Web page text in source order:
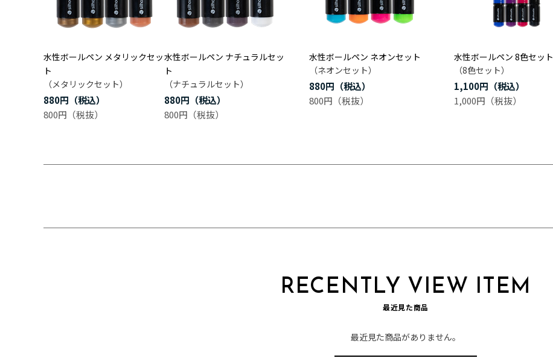
水性ボールペン メタリックセッ
ト
（メタリックセット）
880円
800円
水性ボールペン ナチュラルセッ
ト
（ナチュラルセット）
880円
800円
水性ボールペン ネオンセット
（ネオンセット）
880円
800円
水性ボールペン 8色セット
（8色セット）
1,100円
1,000円
RECENTLY VIEW ITEM
最近見た商品
最近見た商品がありません。